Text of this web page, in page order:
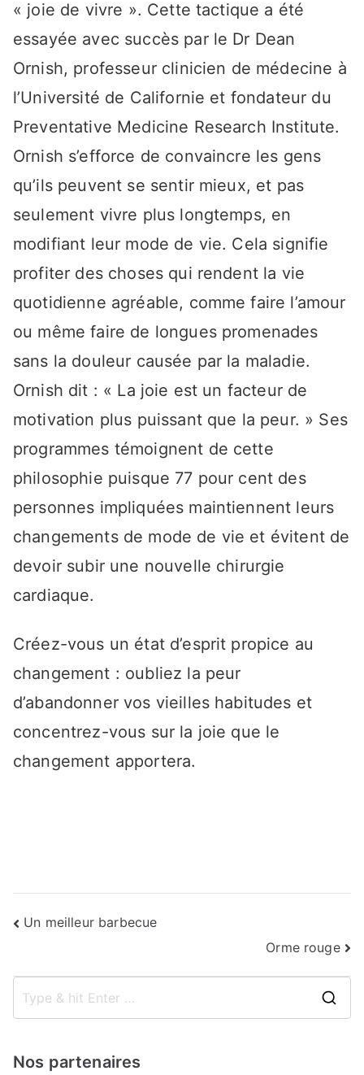
« joie de vivre ». Cette tactique a été
essayée avec succès par le Dr Dean
Ornish, professeur clinicien de médecine à
l’Université de Californie et fondateur du
Preventative Medicine Research Institute.
Ornish s’efforce de convaincre les gens
qu’ils peuvent se sentir mieux, et pas
seulement vivre plus longtemps, en
modifiant leur mode de vie. Cela signifie
profiter des choses qui rendent la vie
quotidienne agréable, comme faire l’amour
ou même faire de longues promenades
sans la douleur causée par la maladie.
Ornish dit : « La joie est un facteur de
motivation plus puissant que la peur. » Ses
programmes témoignent de cette
philosophie puisque 77 pour cent des
personnes impliquées maintiennent leurs
changements de mode de vie et évitent de
devoir subir une nouvelle chirurgie
cardiaque.
Créez-vous un état d’esprit propice au
changement : oubliez la peur
d’abandonner vos vieilles habitudes et
concentrez-vous sur la joie que le
changement apportera.
Navigation
l’article
Un meilleur barbecue
Orme rouge
Nos partenaires